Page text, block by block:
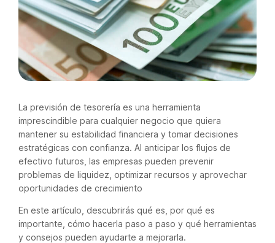
La previsión de tesorería es una herramienta
imprescindible para cualquier negocio que quiera
mantener su estabilidad financiera y tomar decisiones
estratégicas con confianza. Al anticipar los flujos de
efectivo futuros, las empresas pueden prevenir
problemas de liquidez, optimizar recursos y aprovechar
oportunidades de crecimiento
En este artículo, descubrirás qué es, por qué es
importante, cómo hacerla paso a paso y qué herramientas
y consejos pueden ayudarte a mejorarla.